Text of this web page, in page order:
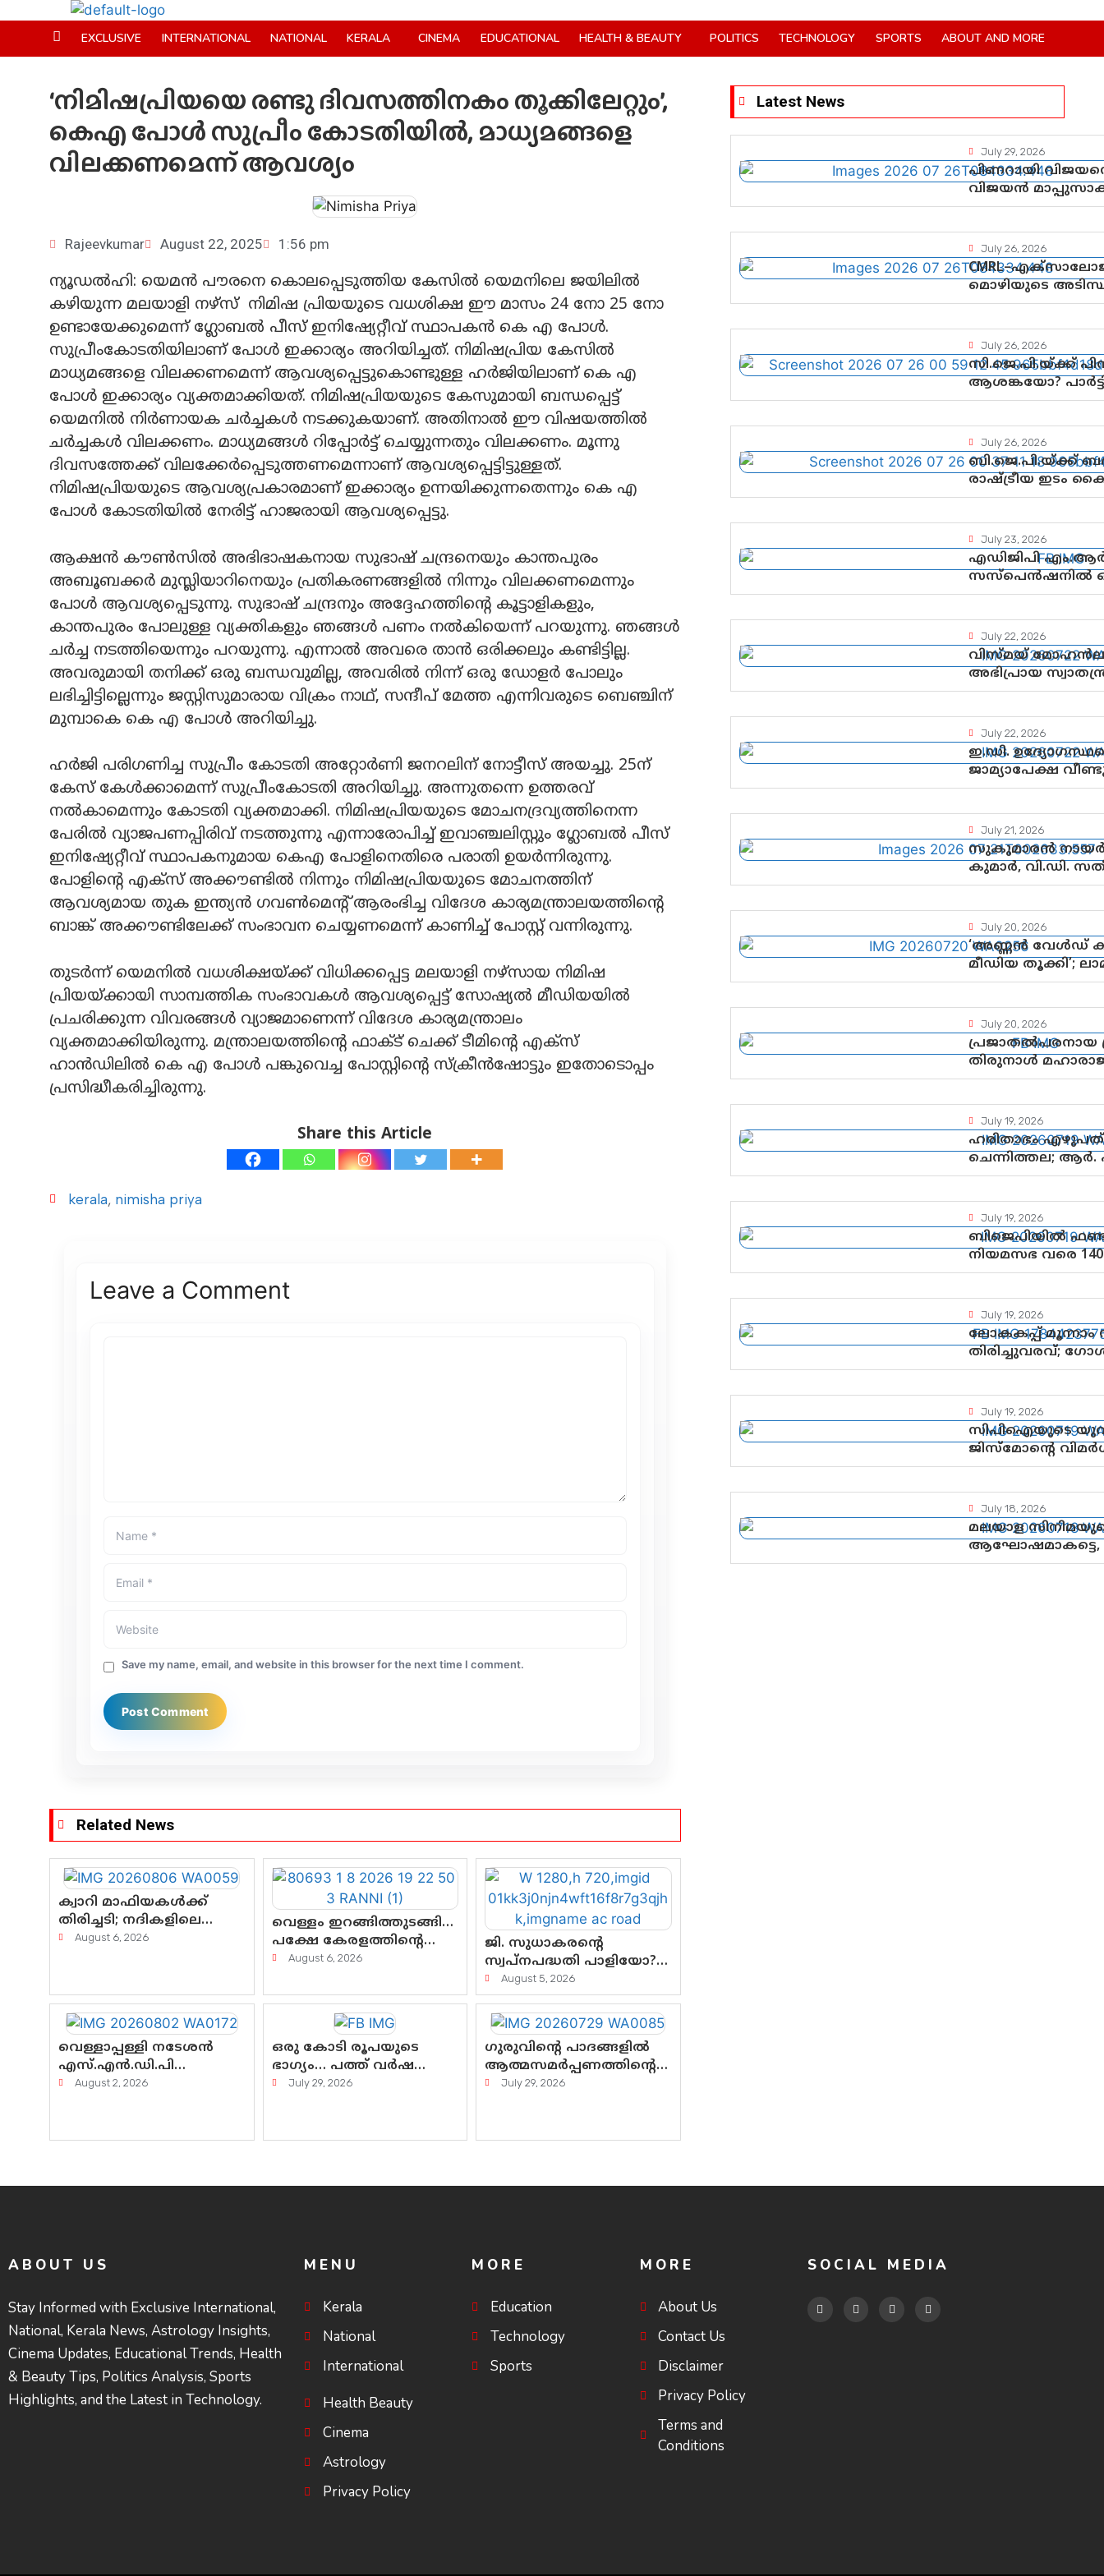
EXCLUSIVE INTERNATIONAL NATIONAL KERALA CINEMA EDUCATIONAL HEALTH & BEAUTY POLITICS TECHNOLOGY SPORTS ABOUT AND MORE
‘നിമിഷപ്രിയയെ രണ്ടു ദിവസത്തിനകം തൂക്കിലേറ്റും’,
കെഎ പോള്‍ സുപ്രീം കോടതിയില്‍, മാധ്യമങ്ങളെ
വിലക്കണമെന്ന് ആവശ്യം
Rajeevkumar August 22, 2025 1:56 pm
ന്യൂഡല്‍ഹി: യെമന്‍ പൗരനെ കൊലപ്പെടുത്തിയ കേസില്‍ യെമനിലെ ജയിലില്‍
കഴിയുന്ന മലയാളി നഴ്‌സ് നിമിഷ പ്രിയയുടെ വധശിക്ഷ ഈ മാസം 24 നോ 25 നോ
ഉണ്ടായേക്കുമെന്ന് ഗ്ലോബല്‍ പീസ് ഇനിഷ്യേറ്റീവ് സ്ഥാപകന്‍ കെ എ പോള്‍.
സുപ്രീംകോടതിയിലാണ് പോള്‍ ഇക്കാര്യം അറിയിച്ചത്. നിമിഷപ്രിയ കേസില്‍
മാധ്യമങ്ങളെ വിലക്കണമെന്ന് ആവശ്യപ്പെട്ടുകൊണ്ടുള്ള ഹര്‍ജിയിലാണ് കെ എ
പോള്‍ ഇക്കാര്യം വ്യക്തമാക്കിയത്. നിമിഷപ്രിയയുടെ കേസുമായി ബന്ധപ്പെട്ട്
യെമനില്‍ നിര്‍ണായക ചര്‍ച്ചകള്‍ നടക്കുകയാണ്. അതിനാല്‍ ഈ വിഷയത്തില്‍
ചര്‍ച്ചകള്‍ വിലക്കണം. മാധ്യമങ്ങള്‍ റിപ്പോര്‍ട്ട് ചെയ്യുന്നതും വിലക്കണം. മൂന്നു
ദിവസത്തേക്ക് വിലക്കേര്‍പ്പെടുത്തണമെന്നാണ് ആവശ്യപ്പെട്ടിട്ടുള്ളത്.
നിമിഷപ്രിയയുടെ ആവശ്യപ്രകാരമാണ് ഇക്കാര്യം ഉന്നയിക്കുന്നതെന്നും കെ എ
പോള്‍ കോടതിയില്‍ നേരിട്ട് ഹാജരായി ആവശ്യപ്പെട്ടു.
ആക്ഷൻ കൗൺസിൽ അഭിഭാഷകനായ സുഭാഷ് ചന്ദ്രനെയും കാന്തപുരം
അബൂബക്കര്‍ മുസ്ലിയാറിനെയും പ്രതികരണങ്ങളിൽ നിന്നും വിലക്കണമെന്നും
പോൾ ആവശ്യപ്പെടുന്നു. സുഭാഷ് ചന്ദ്രനും അദ്ദേഹത്തിന്റെ കൂട്ടാളികളും,
കാന്തപുരം പോലുള്ള വ്യക്തികളും ഞങ്ങള്‍ പണം നല്‍കിയെന്ന് പറയുന്നു. ഞങ്ങള്‍
ചര്‍ച്ച നടത്തിയെന്നും പറയുന്നു. എന്നാല്‍ അവരെ താന്‍ ഒരിക്കലും കണ്ടിട്ടില്ല.
അവരുമായി തനിക്ക് ഒരു ബന്ധവുമില്ല, അവരില്‍ നിന്ന് ഒരു ഡോളര്‍ പോലും
ലഭിച്ചിട്ടില്ലെന്നും ജസ്റ്റിസുമാരായ വിക്രം നാഥ്, സന്ദീപ് മേത്ത എന്നിവരുടെ ബെഞ്ചിന്
മുമ്പാകെ കെ എ പോള്‍ അറിയിച്ചു.
ഹര്‍ജി പരിഗണിച്ച സുപ്രീം കോടതി അറ്റോര്‍ണി ജനറലിന് നോട്ടീസ് അയച്ചു. 25ന്
കേസ് കേള്‍ക്കാമെന്ന് സുപ്രീംകോടതി അറിയിച്ചു. അന്നുതന്നെ ഉത്തരവ്
നല്‍കാമെന്നും കോടതി വ്യക്തമാക്കി. നിമിഷപ്രിയയുടെ മോചനദ്രവ്യത്തിനെന്ന
പേരില്‍ വ്യാജപണപ്പിരിവ് നടത്തുന്നു എന്നാരോപിച്ച് ഇവാഞ്ചലിസ്റ്റും ഗ്ലോബല്‍ പീസ്
ഇനിഷ്യേറ്റീവ് സ്ഥാപകനുമായ കെഎ പോളിനെതിരെ പരാതി ഉയര്‍ന്നിരുന്നു.
പോളിന്റെ എക്‌സ് അക്കൗണ്ടില്‍ നിന്നും നിമിഷപ്രിയയുടെ മോചനത്തിന്
ആവശ്യമായ തുക ഇന്ത്യന്‍ ഗവണ്‍മെന്റ് ആരംഭിച്ച വിദേശ കാര്യമന്ത്രാലയത്തിന്റെ
ബാങ്ക് അക്കൗണ്ടിലേക്ക് സംഭാവന ചെയ്യണമെന്ന് കാണിച്ച് പോസ്റ്റ് വന്നിരുന്നു.
തുടർന്ന് യെമനില്‍ വധശിക്ഷയ്ക്ക് വിധിക്കപ്പെട്ട മലയാളി നഴ്‌സായ നിമിഷ
പ്രിയയ്ക്കായി സാമ്പത്തിക സംഭാവകള്‍ ആവശ്യപ്പെട്ട് സോഷ്യല്‍ മീഡിയയില്‍
പ്രചരിക്കുന്ന വിവരങ്ങള്‍ വ്യാജമാണെന്ന് വിദേശ കാര്യമന്ത്രാലം
വ്യക്തമാക്കിയിരുന്നു. മന്ത്രാലയത്തിന്റെ ഫാക്ട് ചെക്ക് ടീമിന്റെ എക്‌സ്
ഹാന്‍ഡിലില്‍ കെ എ പോൾ പങ്കുവെച്ച പോസ്റ്റിന്റെ സ്‌ക്രീന്‍ഷോട്ടും ഇതോടൊപ്പം
പ്രസിദ്ധീകരിച്ചിരുന്നു.
Share this Article
kerala, nimisha priya
Leave a Comment
Save my name, email, and website in this browser for the next time I comment.
Related News
ക്വാറി മാഫിയകൾക്ക്
തിരിച്ചടി; നദികളിലെ
മണൽവാരൽ
August 6, 2026
വെള്ളം ഇറങ്ങിത്തുടങ്ങി…
പക്ഷേ കേരളത്തിന്റെ
കണ്ണീരൊലിപ്പ്
August 6, 2026
ജി. സുധാകരന്റെ
സ്വപ്നപദ്ധതി പാളിയോ?
എസി റോഡിന്റെ ആദ്യ
പ്രളയപരീക്ഷയിൽ
ഉയരുന്നത് ഗുരുതര
ചോദ്യങ്ങൾ
August 5, 2026
വെള്ളാപ്പള്ളി നടേശൻ
എസ്.എൻ.ഡി.പി
യോഗത്തെ ദുരുപയോഗം
കാർന്നുതിന്നുന്ന
August 2, 2026
ഒരു കോടി രൂപയുടെ
ഭാഗ്യം… പത്ത് വർഷത്തെ
ദുരിതം! കേരള ലോട്ടറി
പോരാട്ടം
July 29, 2026
ഗുരുവിന്റെ പാദങ്ങളിൽ
ആത്മസമർപ്പണത്തിന്റെ
പുണ്യദിനം; മാതാ
ഗുരുപൂർണിമ ആഘോഷം
July 29, 2026
Latest News
July 29, 2026
പിണറായി
വിജയൻ
നിർണായക
July 26, 2026
മൊഴിയുടെ
ചെയ്യുന്നതിൽ
July 26, 2026
സി.ജെ.പി.യ്ക്ക്
ആശങ്കയോ?
വിലയിരുത്തൽ
July 26, 2026
ബി.ജെ.പി.യ്ക്ക്
രാഷ്ട്രീയ ഇടം
July 23, 2026
എഡിജിപി
സസ്പെൻഷനിൽ
July 22, 2026
വിസ്മയ്
അഭിപ്രായ
ഗുണ്ടായിസത്തിന്
July 22, 2026
ഇ.ഡി.
ജാമ്യാപേക്ഷ
അനുമതി
July 21, 2026
സുകുമാരൻ
കുമാർ, വി.ഡി.
July 20, 2026
‘അണ്ണൻ വേൾഡ്
മീഡിയ തൂക്കി’;
July 20, 2026
പ്രജാതൽപരനായ
തിരുനാൾ
July 19, 2026
ഹരിതാഭം
ചെന്നിത്തല; ആർ.
ആഘോഷങ്ങൾക്ക്
July 19, 2026
ബിജെപിയിൽ
നിയമസഭ വരെ
July 19, 2026
ലോകകപ്പ് മൂന്നാം
തിരിച്ചുവരവ്;
July 19, 2026
സിപിഐയുടെ
ജിസ്മോന്റെ
July 18, 2026
മലയാള
ആഘോഷമാകട്ടെ,
ABOUT US
Stay Informed with Exclusive International,
National, Kerala News, Astrology Insights,
Cinema Updates, Educational Trends, Health
& Beauty Tips, Politics Analysis, Sports
Highlights, and the Latest in Technology.
MENU
Kerala
National
International
Health Beauty
Cinema
Astrology
Privacy Policy
MORE
Education
Technology
Sports
MORE
About Us
Contact Us
Disclaimer
Privacy Policy
Terms and
Conditions
SOCIAL MEDIA